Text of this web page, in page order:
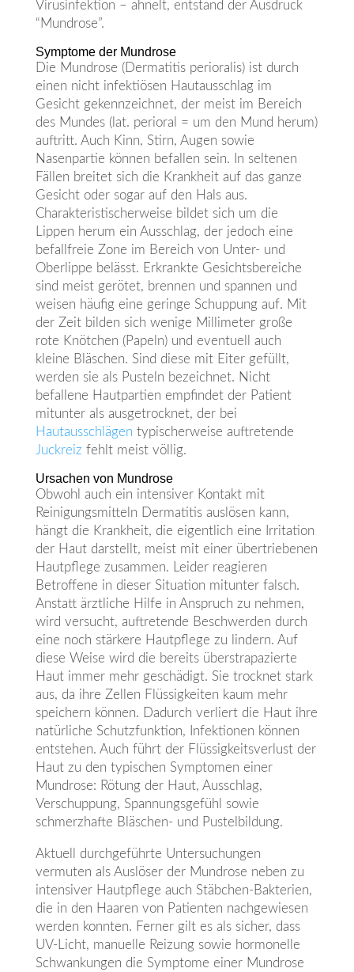
Virusinfektion – ähnelt, entstand der Ausdruck
“Mundrose”.
Symptome der Mundrose
Die Mundrose (Dermatitis perioralis) ist durch
einen nicht infektiösen Hautausschlag im
Gesicht gekennzeichnet, der meist im Bereich
des Mundes (lat. perioral = um den Mund herum)
auftritt. Auch Kinn, Stirn, Augen sowie
Nasenpartie können befallen sein. In seltenen
Fällen breitet sich die Krankheit auf das ganze
Gesicht oder sogar auf den Hals aus.
Charakteristischerweise bildet sich um die
Lippen herum ein Ausschlag, der jedoch eine
befallfreie Zone im Bereich von Unter- und
Oberlippe belässt. Erkrankte Gesichtsbereiche
sind meist gerötet, brennen und spannen und
weisen häufig eine geringe Schuppung auf. Mit
der Zeit bilden sich wenige Millimeter große
rote Knötchen (Papeln) und eventuell auch
kleine Bläschen. Sind diese mit Eiter gefüllt,
werden sie als Pusteln bezeichnet. Nicht
befallene Hautpartien empfindet der Patient
mitunter als ausgetrocknet, der bei
Hautausschlägen typischerweise auftretende
Juckreiz fehlt meist völlig.
Ursachen von Mundrose
Obwohl auch ein intensiver Kontakt mit
Reinigungsmitteln Dermatitis auslösen kann,
hängt die Krankheit, die eigentlich eine Irritation
der Haut darstellt, meist mit einer übertriebenen
Hautpflege zusammen. Leider reagieren
Betroffene in dieser Situation mitunter falsch.
Anstatt ärztliche Hilfe in Anspruch zu nehmen,
wird versucht, auftretende Beschwerden durch
eine noch stärkere Hautpflege zu lindern. Auf
diese Weise wird die bereits überstrapazierte
Haut immer mehr geschädigt. Sie trocknet stark
aus, da ihre Zellen Flüssigkeiten kaum mehr
speichern können. Dadurch verliert die Haut ihre
natürliche Schutzfunktion, Infektionen können
entstehen. Auch führt der Flüssigkeitsverlust der
Haut zu den typischen Symptomen einer
Mundrose: Rötung der Haut, Ausschlag,
Verschuppung, Spannungsgefühl sowie
schmerzhafte Bläschen- und Pustelbildung.
Aktuell durchgeführte Untersuchungen
vermuten als Auslöser der Mundrose neben zu
intensiver Hautpflege auch Stäbchen-Bakterien,
die in den Haaren von Patienten nachgewiesen
werden konnten. Ferner gilt es als sicher, dass
UV-Licht, manuelle Reizung sowie hormonelle
Schwankungen die Symptome einer Mundrose